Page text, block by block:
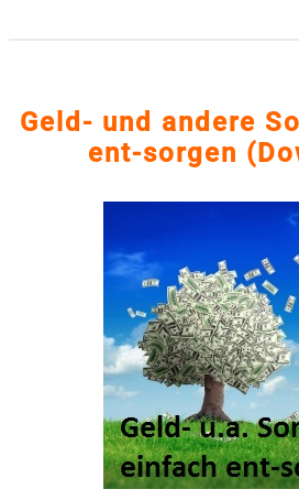
Geld- und andere
ent-sorgen